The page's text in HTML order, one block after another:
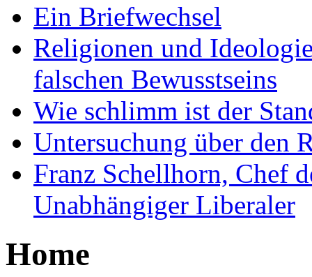
Ein Briefwechsel
Religionen und
falschen Bewusstseins
Wie schlimm ist der
Untersuchung über den
Franz Schellhorn, Chef
Unabhängiger Liberaler
Home